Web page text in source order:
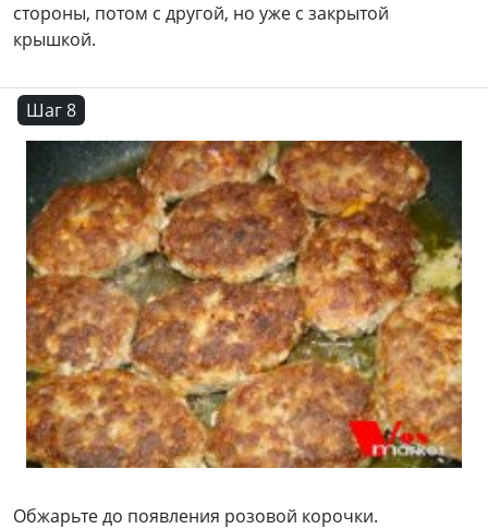
стороны, потом с другой, но уже с закрытой
крышкой.
Шаг 8
Обжарьте до появления розовой корочки.